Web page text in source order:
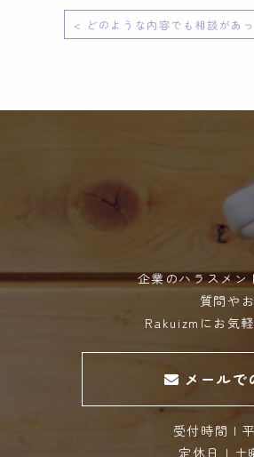
企業のハラスメン
質問や
Rakuizmにお気
メールで
受付時間 |
定休日 | 土